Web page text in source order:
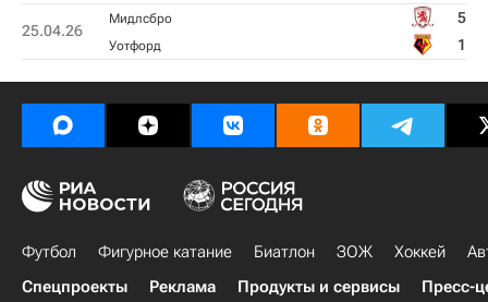
25.04.26
Мидлсбро 5
Уотфорд 1
Футбол Фигурное катание Биатлон ЗОЖ Хоккей
Спецпроекты
Реклама Продукты и сервисы Пресс-